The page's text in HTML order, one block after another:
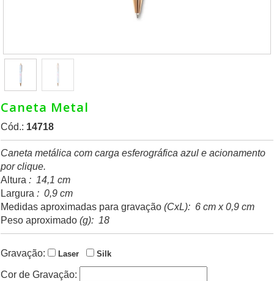
Caneta Metal
Cód.: 14718
Caneta metálica com carga esferográfica azul e acionamento
por clique.
Altura : 14,1 cm
Largura : 0,9 cm
Medidas aproximadas para gravação (CxL): 6 cm x 0,9 cm
Peso aproximado (g): 18
Gravação: Laser Silk
Cor de Gravação: